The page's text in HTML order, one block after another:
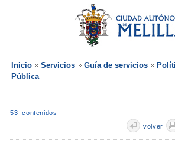
Inicio Servicios Guía de servicios
Pública
53 contenidos
volver